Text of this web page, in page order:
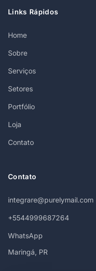
Links Rápidos
Home
Sobre
Serviços
Setores
Portfólio
Loja
Contato
Contato
integrare@purelymail.com
+5544999687264
WhatsApp
Maringá, PR